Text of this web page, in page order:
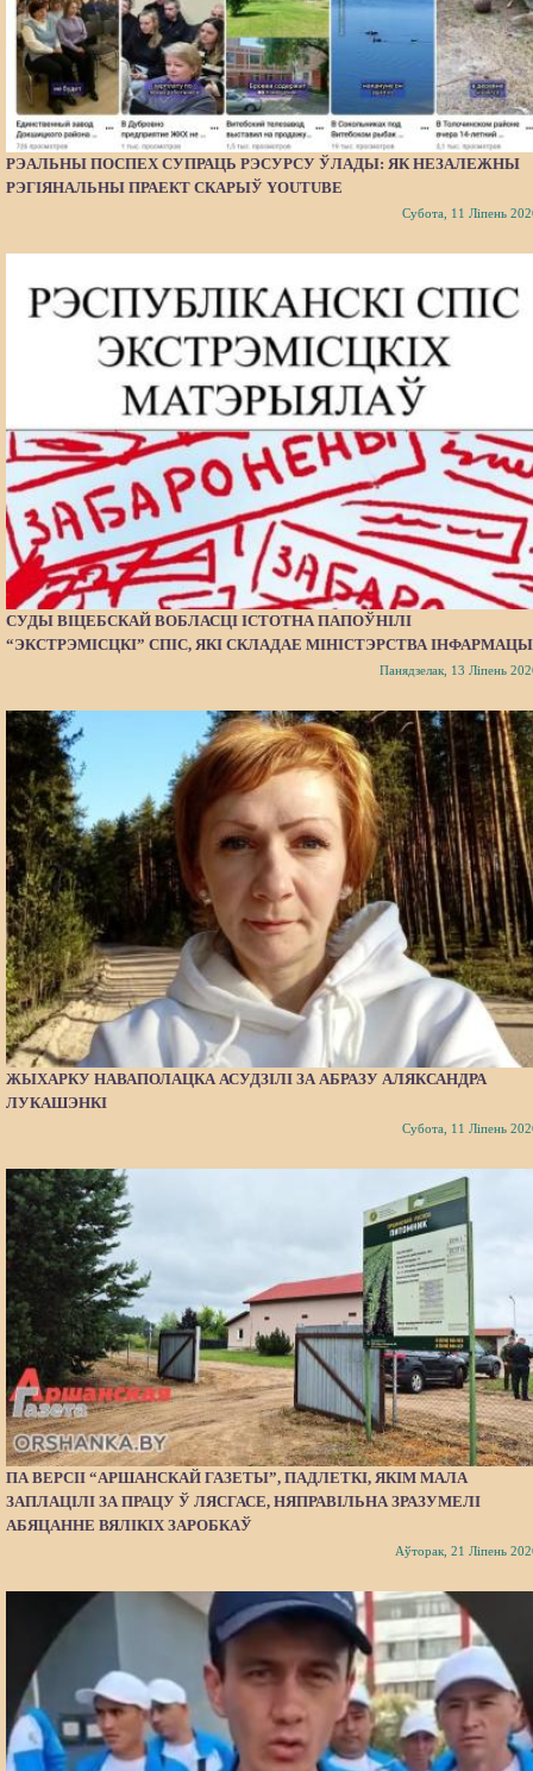
РЭАЛЬНЫ ПОСПЕХ СУПРАЦЬ РЭСУРСУ ЎЛАДЫ: ЯК НЕЗАЛЕЖНЫ
РЭГІЯНАЛЬНЫ ПРАЕКТ СКАРЫЎ YOUTUBE
Субота, 11 Ліпень
СУДЫ ВІЦЕБСКАЙ ВОБЛАСЦІ ІСТОТНА ПАПОЎНІЛІ
“ЭКСТРЭМІСЦКІ” СПІС, ЯКІ СКЛАДАЕ МІНІСТЭРСТВА
Панядзелак, 13 Ліпень
ЖЫХАРКУ НАВАПОЛАЦКА АСУДЗІЛІ ЗА АБРАЗУ АЛЯКСАНДРА
ЛУКАШЭНКІ
Субота, 11 Ліпень
ПА ВЕРСІІ “АРШАНСКАЙ ГАЗЕТЫ”, ПАДЛЕТКІ, ЯКІМ МАЛА
ЗАПЛАЦІЛІ ЗА ПРАЦУ Ў ЛЯСГАСЕ, НЯПРАВІЛЬНА ЗРАЗУМЕЛІ
АБЯЦАННЕ ВЯЛІКІХ ЗАРОБКАЎ
Аўторак, 21 Ліпень